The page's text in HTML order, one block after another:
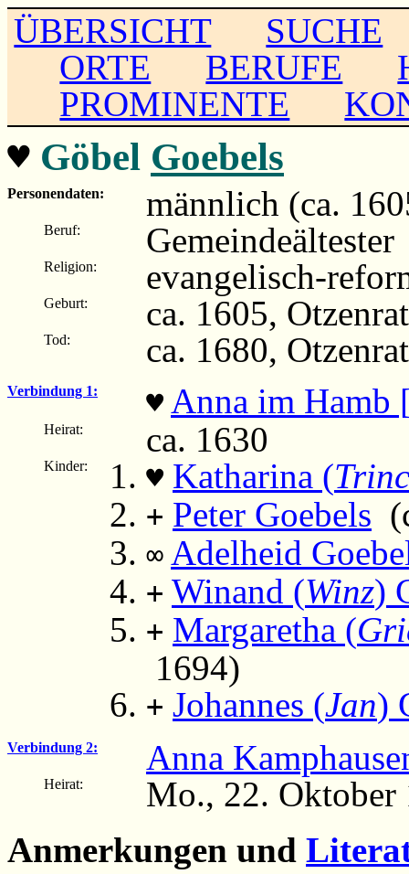
ÜBERSICHT
SUCHE
ORTE
BERUFE
PROMINENTE
♥ Göbel Goebels
Personendaten: männlich (ca.
Beruf: Gemeindeältester
Religion: evangelisch-
Geburt: ca. 1605,
Tod: ca. 1680,
Verbindung 1: ♥ Anna im Hamb
Heirat: ca. 1630
Kinder: ♥ Katharina (
+ Peter Goebels
∞ Adelheid
+ Winand (Winz)
+ Margaretha (
1694)
+ Johannes (Jan)
Verbindung 2: Anna
Heirat:
Mo., 22. Oktober
Anmerkungen und